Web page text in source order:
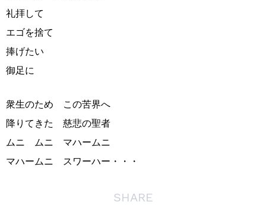
礼拝して
エゴを捨て
捧げたい
御足に
衆生のため この苦界へ
降りてきた 慈悲の聖者
ムニ ムニ マハームニ
マハームニ スワーハー・・・
SHARE